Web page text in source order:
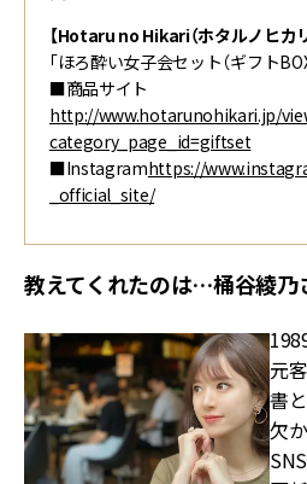
【Hotaru no Hikari（ホタルノヒカ
「ほろ酔い女子会セット（ギフト
■商品サイト
http://www.hotarunohikari.jp/
category_page_id=giftset
■Instagramhttps://
_official_site/
教えてくれたのは…桶谷綾乃
元
書
欠